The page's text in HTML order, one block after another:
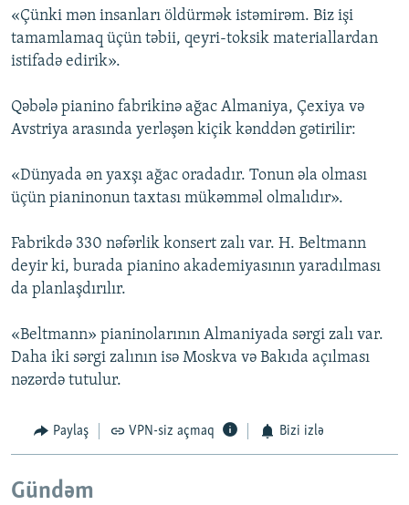
«Çünki mən insanları öldürmək istəmirəm. Biz işi
tamamlamaq üçün təbii, qeyri-toksik materiallardan
istifadə edirik».
Qəbələ pianino fabrikinə ağac Almaniya, Çexiya və
Avstriya arasında yerləşən kiçik kənddən gətirilir:
«Dünyada ən yaxşı ağac oradadır. Tonun əla olması
üçün pianinonun taxtası mükəmməl olmalıdır».
Fabrikdə 330 nəfərlik konsert zalı var. H. Beltmann
deyir ki, burada pianino akademiyasının yaradılması
da planlaşdırılır.
«Beltmann» pianinolarının Almaniyada sərgi zalı var.
Daha iki sərgi zalının isə Moskva və Bakıda açılması
nəzərdə tutulur.
Paylaş VPN-siz açmaq Bizi izlə
Gündəm